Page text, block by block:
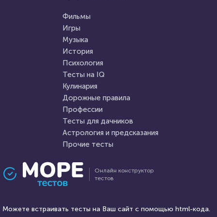
Пройти тест
17 марта 2021 17735
Психология
как хорошо ты знаешь фнаф 2
20 февраля 2022
Проходили 74600 раз
Новый тест на кругозор и
эрудицию: 20 занимательных
Онлайн конструктор
тестов
Можете встраивать тесты на Ваш сайт с помощью html-кода.
Фильмы
Игры
Музыка
История
Психология
Тесты на IQ
Кулинария
Дорожные правила
Профессии
Тесты для дачников
Астрология и предсказания
Прочие тесты